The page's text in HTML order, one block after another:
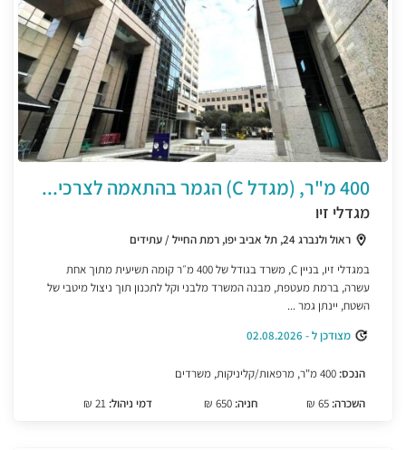
400 מ"ר, (מגדל C) הגמר בהתאמה לצרכי...
מגדלי זיו
ראול ולנברג 24, תל אביב יפו, רמת החייל / עתידים
במגדלי זיו, בניין C, משרד בגודל של 400 מ״ר קומה תשיעית מתוך אחת
עשרה, ברמת מעטפת, מבנה המשרד מלבני וקל לתכנון תוך ניצול מיטבי של
השטח, יינתן גמר ...
מצודכן ל - 02.08.2026
הנכס:
השכרה:
חניה: דמי ניהול: 21 ₪